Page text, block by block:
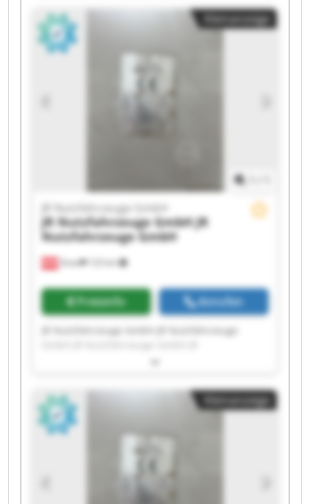
GmbH JR Nutzfahrzeuge GmbH JR
Nutzfahrzeuge GmbH JR Nutzfahrzeuge GmbH
JR Nutzfahrzeuge GmbH JR Nutzfahrzeuge
GmbH JR Nutzfahrzeuge GmbH JR
Nutzfahrzeuge GmbH JR Nutzfahrzeuge GmbH
JR Nutzfahrzeuge GmbH JR Nutzfahrzeuge
GmbH JR Nutzfahrzeuge GmbH JR
Nutzfahrzeuge GmbH JR Nutzfahrzeuge GmbH
Kleinanzeige
Gnas 123 km
JR Nutzfahrzeuge GmbH
JR Nutzfahrzeuge GmbHJR
Nutzfahrzeuge GmbH
Preisinfo Anrufen
JR Nutzfahrzeuge GmbH JR Nutzfahrzeuge
Nutzfahrzeuge GmbH JR Nutzfahrzeuge GmbH
GmbH JR Nutzfahrzeuge GmbH JR
Nutzfahrzeuge GmbH JR Nutzfahrzeuge GmbH
JR Nutzfahrzeuge GmbH JR Nutzfahrzeuge
GmbH JR Nutzfahrzeuge GmbH JR
Nutzfahrzeuge GmbH JR Nutzfahrzeuge GmbH
JR Nutzfahrzeuge GmbH JR Nutzfahrzeuge
GmbH JR Nutzfahrzeuge GmbH JR
Nutzfahrzeuge GmbH JR Nutzfahrzeuge GmbH
Kleinanzeige